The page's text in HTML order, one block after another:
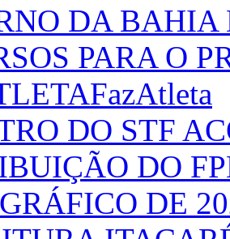
DA
PARA O
DO STF
DO
DE